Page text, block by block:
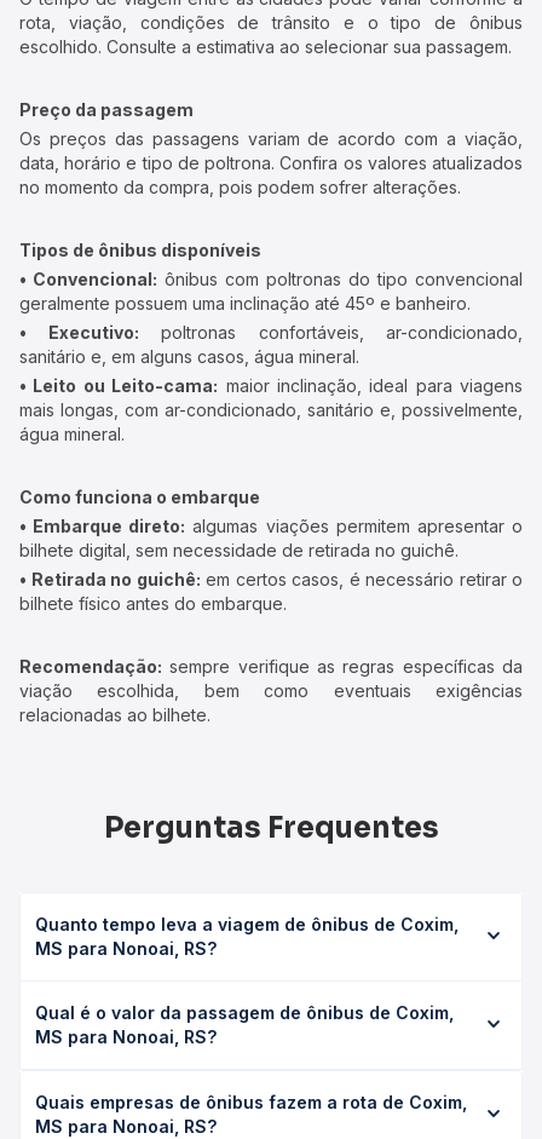
rota, viação, condições de trânsito e o tipo de ônibus
escolhido. Consulte a estimativa ao selecionar sua passagem.
Preço da passagem
Os preços das passagens variam de acordo com a viação,
data, horário e tipo de poltrona. Confira os valores atualizados
no momento da compra, pois podem sofrer alterações.
Tipos de ônibus disponíveis
• Convencional: ônibus com poltronas do tipo convencional
geralmente possuem uma inclinação até 45º e banheiro.
• Executivo: poltronas confortáveis, ar-condicionado,
sanitário e, em alguns casos, água mineral.
• Leito ou Leito-cama: maior inclinação, ideal para viagens
mais longas, com ar-condicionado, sanitário e, possivelmente,
água mineral.
Como funciona o embarque
• Embarque direto: algumas viações permitem apresentar o
bilhete digital, sem necessidade de retirada no guichê.
• Retirada no guichê: em certos casos, é necessário retirar o
bilhete físico antes do embarque.
Recomendação: sempre verifique as regras específicas da
viação escolhida, bem como eventuais exigências
relacionadas ao bilhete.
Perguntas Frequentes
Quanto tempo leva a viagem de ônibus de Coxim,
MS para Nonoai, RS?
em média 0 horas, podendo variar conforme a viação, o
tipo de serviço (convencional, executivo ou leito) e as
opção na data desejada.
Qual é o valor da passagem de ônibus de Coxim,
MS para Nonoai, RS?
Nonoai, RS custa em média não identificado e varia
conforme a data da viagem, a empresa, o tipo de poltrona
Quais empresas de ônibus fazem a rota de Coxim,
MS para Nonoai, RS?